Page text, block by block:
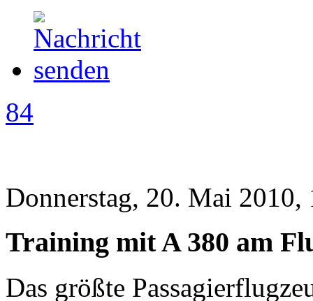
84
Donnerstag, 20. Mai 2010,
Training mit A 380 am
Das größte